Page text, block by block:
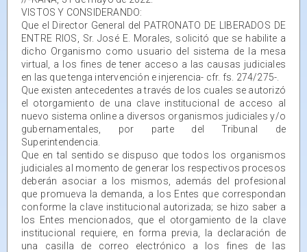
VISTOS Y CONSIDERANDO:
Que el Director General del PATRONATO DE LIBERADOS DE
ENTRE RIOS, Sr. José E. Morales, solicitó que se habilite a
dicho Organismo como usuario del sistema de la mesa
virtual, a los fines de tener acceso a las causas judiciales
en las que tenga intervención e injerencia- cfr. fs. 274/275-.
Que existen antecedentes a través de los cuales se autorizó
el otorgamiento de una clave institucional de acceso al
nuevo sistema online a diversos organismos judiciales y/o
gubernamentales, por parte del Tribunal de
Superintendencia.
Que en tal sentido se dispuso que todos los organismos
judiciales al momento de generar los respectivos procesos
deberán asociar a los mismos, además del profesional
que promueva la demanda, a los Entes que correspondan
conforme la clave institucional autorizada; se hizo saber a
los Entes mencionados, que el otorgamiento de la clave
institucional requiere, en forma previa, la declaración de
una casilla de correo electrónico a los fines de las